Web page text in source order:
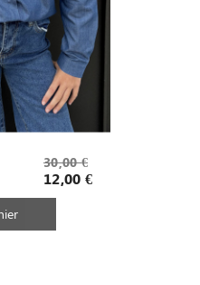
Prix
de
base
30,00 €
Prix
12,00 €